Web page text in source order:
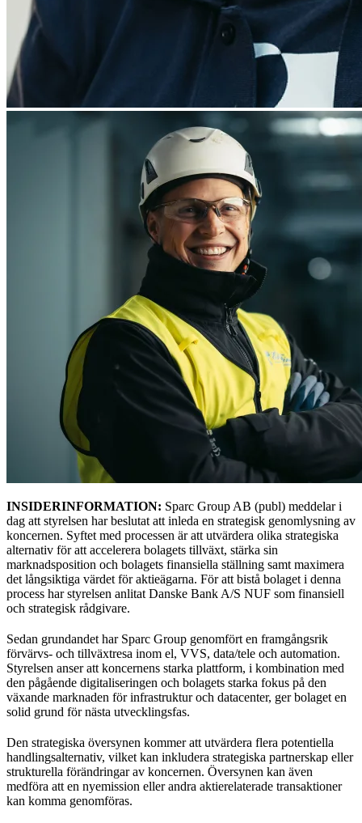
INSIDERINFORMATION: Sparc Group AB (publ) meddelar i
dag att styrelsen har beslutat att inleda en strategisk genomlysning av
koncernen. Syftet med processen är att utvärdera olika strategiska
alternativ för att accelerera bolagets tillväxt, stärka sin
marknadsposition och bolagets finansiella ställning samt maximera
det långsiktiga värdet för aktieägarna. För att bistå bolaget i denna
process har styrelsen anlitat Danske Bank A/S NUF som finansiell
och strategisk rådgivare.
Sedan grundandet har Sparc Group genomfört en framgångsrik
förvärvs- och tillväxtresa inom el, VVS, data/tele och automation.
Styrelsen anser att koncernens starka plattform, i kombination med
den pågående digitaliseringen och bolagets starka fokus på den
växande marknaden för infrastruktur och datacenter, ger bolaget en
solid grund för nästa utvecklingsfas.
Den strategiska översynen kommer att utvärdera flera potentiella
handlingsalternativ, vilket kan inkludera strategiska partnerskap eller
strukturella förändringar av koncernen. Översynen kan även
medföra att en nyemission eller andra aktierelaterade transaktioner
kan komma genomföras.